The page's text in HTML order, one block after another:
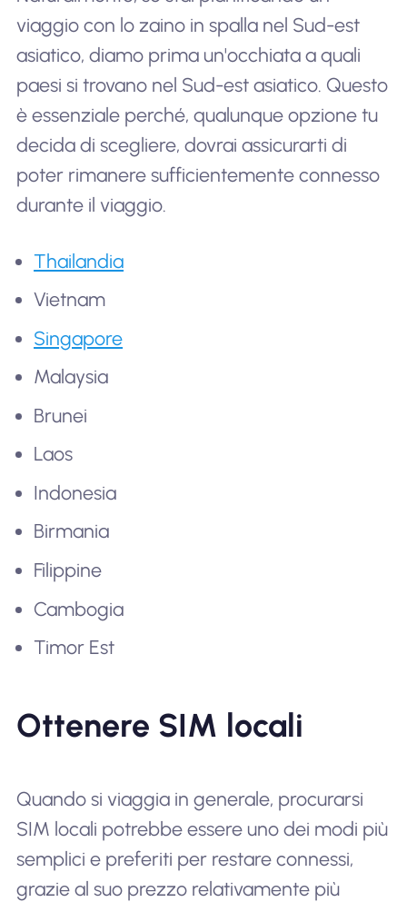
viaggio con lo zaino in spalla nel Sud-est
asiatico, diamo prima un'occhiata a quali
paesi si trovano nel Sud-est asiatico. Questo
è essenziale perché, qualunque opzione tu
decida di scegliere, dovrai assicurarti di
poter rimanere sufficientemente connesso
durante il viaggio.
Thailandia
Vietnam
Singapore
Malaysia
Brunei
Laos
Indonesia
Birmania
Filippine
Cambogia
Timor Est
Ottenere SIM locali
Quando si viaggia in generale, procurarsi
SIM locali potrebbe essere uno dei modi più
semplici e preferiti per restare connessi,
grazie al suo prezzo relativamente più